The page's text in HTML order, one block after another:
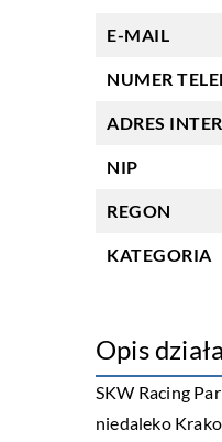
E-MAIL
NUMER
ADRES
NIP
REGON
KATEGORIA
Opis
SKW Racing
niedaleko